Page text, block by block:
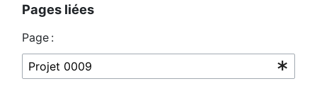
Pages liées
Page :